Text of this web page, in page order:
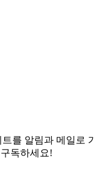
를 알림과 메일로
독하세요!